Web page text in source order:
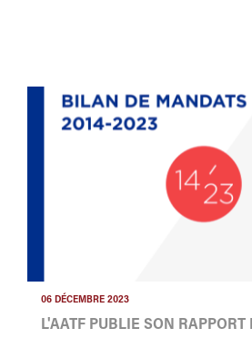
06 DÉCEMBRE 2023
L'AATF PUBLIE SON